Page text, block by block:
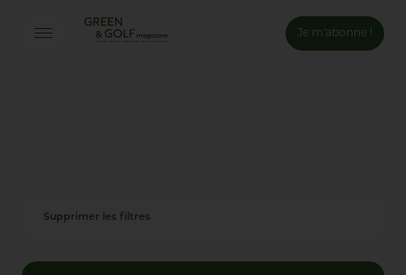
Je m'abonne !
Supprimer les filtres